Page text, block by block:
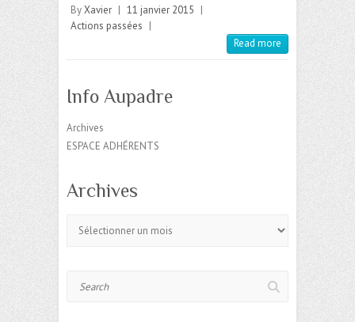
ByXavier | 11 janvier 2015 |
Actions passées |
Read more
Info Aupadre
Archives
ESPACE ADHÉRENTS
Archives